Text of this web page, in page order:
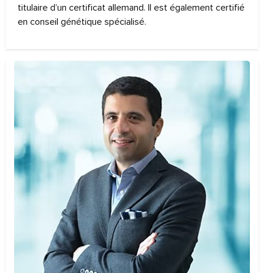
titulaire d’un certificat allemand. Il est également certifié
en conseil génétique spécialisé.